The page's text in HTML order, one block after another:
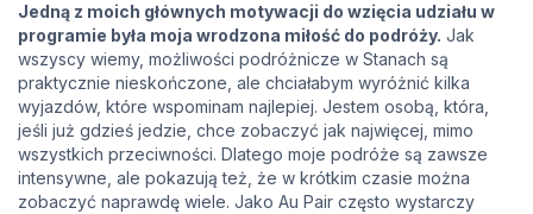
Jedną z moich głównych motywacji do wzięcia udziału w
programie była moja wrodzona miłość do podróży. Jak
wszyscy wiemy, możliwości podróżnicze w Stanach są
praktycznie nieskończone, ale chciałabym wyróżnić kilka
wyjazdów, które wspominam najlepiej. Jestem osobą, która,
jeśli już gdzieś jedzie, chce zobaczyć jak najwięcej, mimo
wszystkich przeciwności. Dlatego moje podróże są zawsze
intensywne, ale pokazują też, że w krótkim czasie można
zobaczyć naprawdę wiele. Jako Au Pair często wystarczy